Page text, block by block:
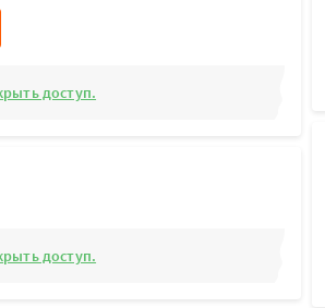
доступ.
доступ.